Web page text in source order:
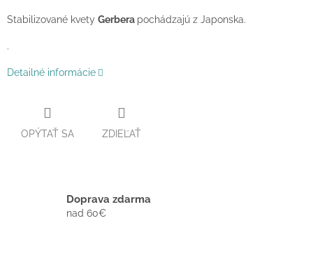
Stabilizované kvety Gerbera pochádzajú z Japonska.
.
Detailné informácie
OPÝTAŤ SA ZDIEĽAŤ
Doprava zdarma
nad 60€